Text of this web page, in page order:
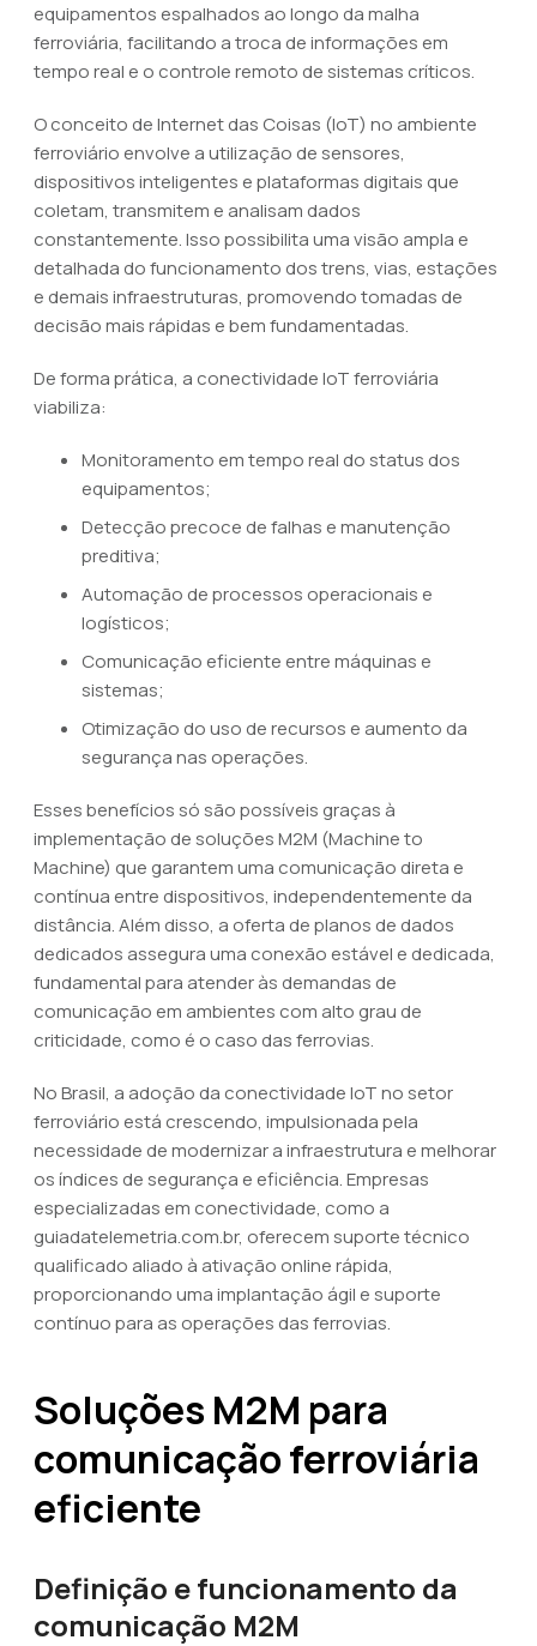
equipamentos espalhados ao longo da malha
ferroviária, facilitando a troca de informações em
tempo real e o controle remoto de sistemas críticos.
O conceito de Internet das Coisas (IoT) no ambiente
ferroviário envolve a utilização de sensores,
dispositivos inteligentes e plataformas digitais que
coletam, transmitem e analisam dados
constantemente. Isso possibilita uma visão ampla e
detalhada do funcionamento dos trens, vias, estações
e demais infraestruturas, promovendo tomadas de
decisão mais rápidas e bem fundamentadas.
De forma prática, a conectividade IoT ferroviária
viabiliza:
Monitoramento em tempo real do status dos
equipamentos;
Detecção precoce de falhas e manutenção
preditiva;
Automação de processos operacionais e
logísticos;
Comunicação eficiente entre máquinas e
sistemas;
Otimização do uso de recursos e aumento da
segurança nas operações.
Esses benefícios só são possíveis graças à
implementação de soluções M2M (Machine to
Machine) que garantem uma comunicação direta e
contínua entre dispositivos, independentemente da
distância. Além disso, a oferta de planos de dados
dedicados assegura uma conexão estável e dedicada,
fundamental para atender às demandas de
comunicação em ambientes com alto grau de
criticidade, como é o caso das ferrovias.
No Brasil, a adoção da conectividade IoT no setor
ferroviário está crescendo, impulsionada pela
necessidade de modernizar a infraestrutura e melhorar
os índices de segurança e eficiência. Empresas
especializadas em conectividade, como a
guiadatelemetria.com.br, oferecem suporte técnico
qualificado aliado à ativação online rápida,
proporcionando uma implantação ágil e suporte
contínuo para as operações das ferrovias.
Soluções M2M para
comunicação ferroviária
eficiente
Definição e funcionamento da
comunicação M2M